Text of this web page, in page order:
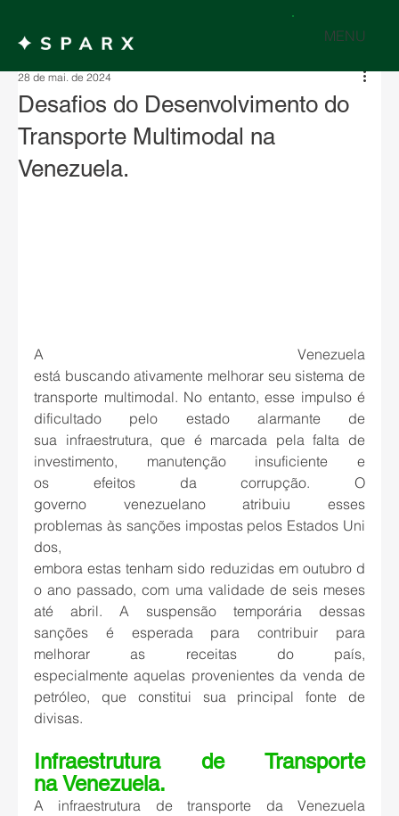
MENU
Desafios do Desenvolvimento do
Transporte Multimodal na
Venezuela.
28 de mai. de 2024
A Venezuela
está buscando ativamente melhorar seu sistema de
transporte multimodal. No entanto, esse impulso é
dificultado pelo estado alarmante de
sua infraestrutura, que é marcada pela falta de
investimento, manutenção insuficiente e
os efeitos da corrupção. O
governo venezuelano atribuiu esses
problemas às sanções impostas pelos Estados Uni
dos,
embora estas tenham sido reduzidas em outubro d
o ano passado, com uma validade de seis meses
até abril. A suspensão temporária dessas
sanções é esperada para contribuir para
melhorar as receitas do país,
especialmente aquelas provenientes da venda de
petróleo, que constitui sua principal fonte de
divisas.
Infraestrutura de Transporte
na Venezuela.
A infraestrutura de transporte da Venezuela